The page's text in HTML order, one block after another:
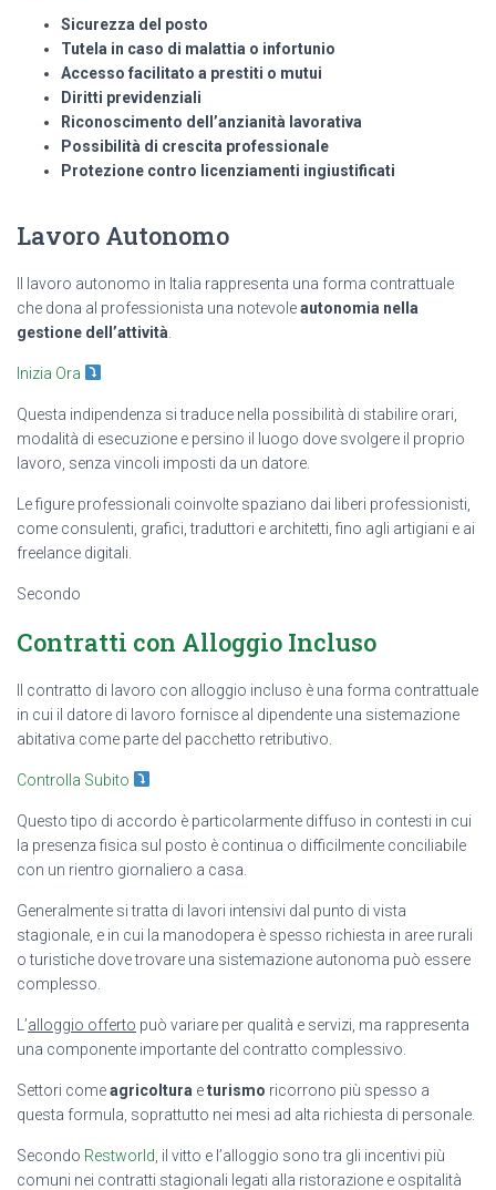
Sicurezza del posto
Tutela in caso di malattia o infortunio
Accesso facilitato a prestiti o mutui
Diritti previdenziali
Riconoscimento dell’anzianità lavorativa
Possibilità di crescita professionale
Protezione contro licenziamenti ingiustificati
Lavoro Autonomo
Il lavoro autonomo in Italia rappresenta una forma contrattuale
che dona al professionista una notevoleautonomia nella
gestione dell’attività
Inizia Ora
Questa indipendenza si traduce nella possibilità di stabilire orari,
modalità di esecuzione e persino il luogo dove svolgere il proprio
lavoro, senza vincoli imposti da un datore.
Le figure professionali coinvolte spaziano dai liberi professionisti,
come consulenti, grafici, traduttori e architetti, fino agli artigiani e ai
freelance digitali.
Secondo
Contratti con Alloggio Incluso
Il contratto di lavoro con alloggio incluso è una forma contrattuale
in cui il datore di lavoro fornisce al dipendente una sistemazione
abitativa come parte del pacchetto retributivo.
Controlla Subito
Questo tipo di accordo è particolarmente diffuso in contesti in cui
la presenza fisica sul posto è continua o difficilmente conciliabile
con un rientro giornaliero a casa.
Generalmente si tratta di lavori intensivi dal punto di vista
stagionale, e in cui la manodopera è spesso richiesta in aree rurali
o turistiche dove trovare una sistemazione autonoma può essere
complesso.
L’alloggio offerto può variare per qualità e servizi, ma rappresenta
una componente importante del contratto complessivo.
Settori comeagricoltura eturismo ricorrono più spesso a
questa formula, soprattutto nei mesi ad alta richiesta di personale.
Secondo Restworld , il vitto e l’alloggio sono tra gli incentivi più
comuni nei contratti stagionali legati alla ristorazione e ospitalità